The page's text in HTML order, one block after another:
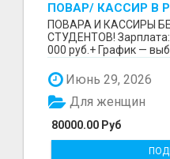
ПОВАР/ КАССИР В
(КФС)
ПОВАРА И КАССИРЫ
СТУДЕНТОВ!
000 руб.+ График —
Июнь 29, 2026
80000.00 Руб
Для женщин